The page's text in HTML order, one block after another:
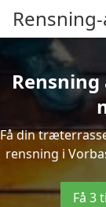
Få din
rensning i
Få 3